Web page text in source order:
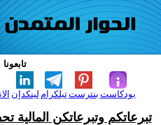
لينكدإن تيلكرامبنترست بودكاست
تبرعاتكم وتبرعاتكن المالية